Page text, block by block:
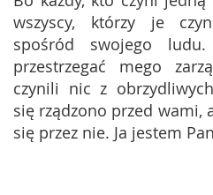
wszyscy, którzy je
spośród swojego ludu.
przestrzegać mego
czynili nic z
się rządzono przed wami,
się przez nie. Ja jestem